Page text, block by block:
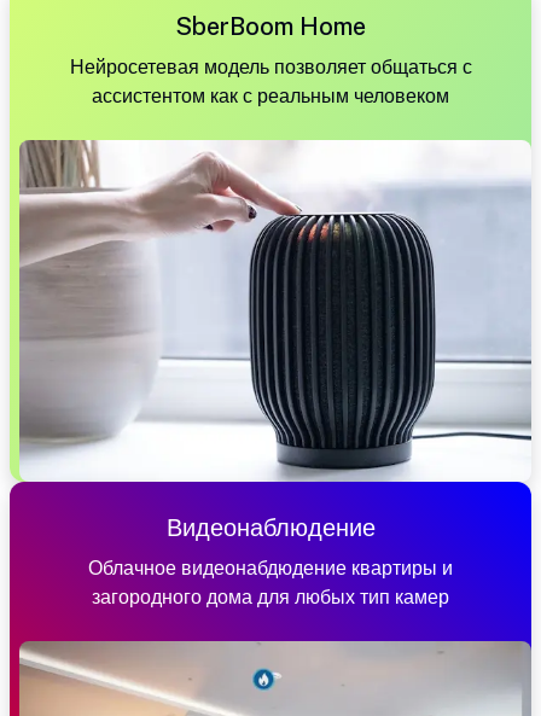
SberBoom Home
Нейросетевая модель позволяет общаться с
ассистентом как с реальным человеком
Видеонаблюдение
Облачное видеонабдюдение квартиры и
загородного дома для любых тип камер